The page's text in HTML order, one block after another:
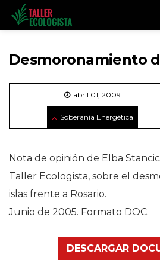
Desmoronamiento
abril 01, 2009
Soberanía Energética
Nota de opinión de Elba
Taller Ecologista, sobre el
islas frente a Rosario.
Junio de 2005. Formato DOC.
DESCARGAR